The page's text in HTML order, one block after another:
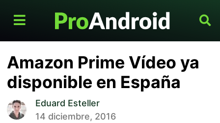
Amazon Prime Vídeo ya
disponible en España
Eduard Esteller
14 diciembre, 2016